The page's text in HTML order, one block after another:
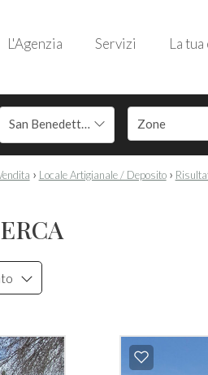
L'Agenzia Servizi La
San Benedetto del Tronto
› Locale Artigianale / Deposito ›